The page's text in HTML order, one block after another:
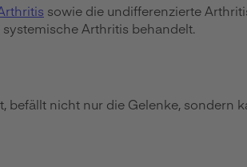
sowie die undifferenzierte
Arthritis behandelt.
nicht nur die Gelenke,